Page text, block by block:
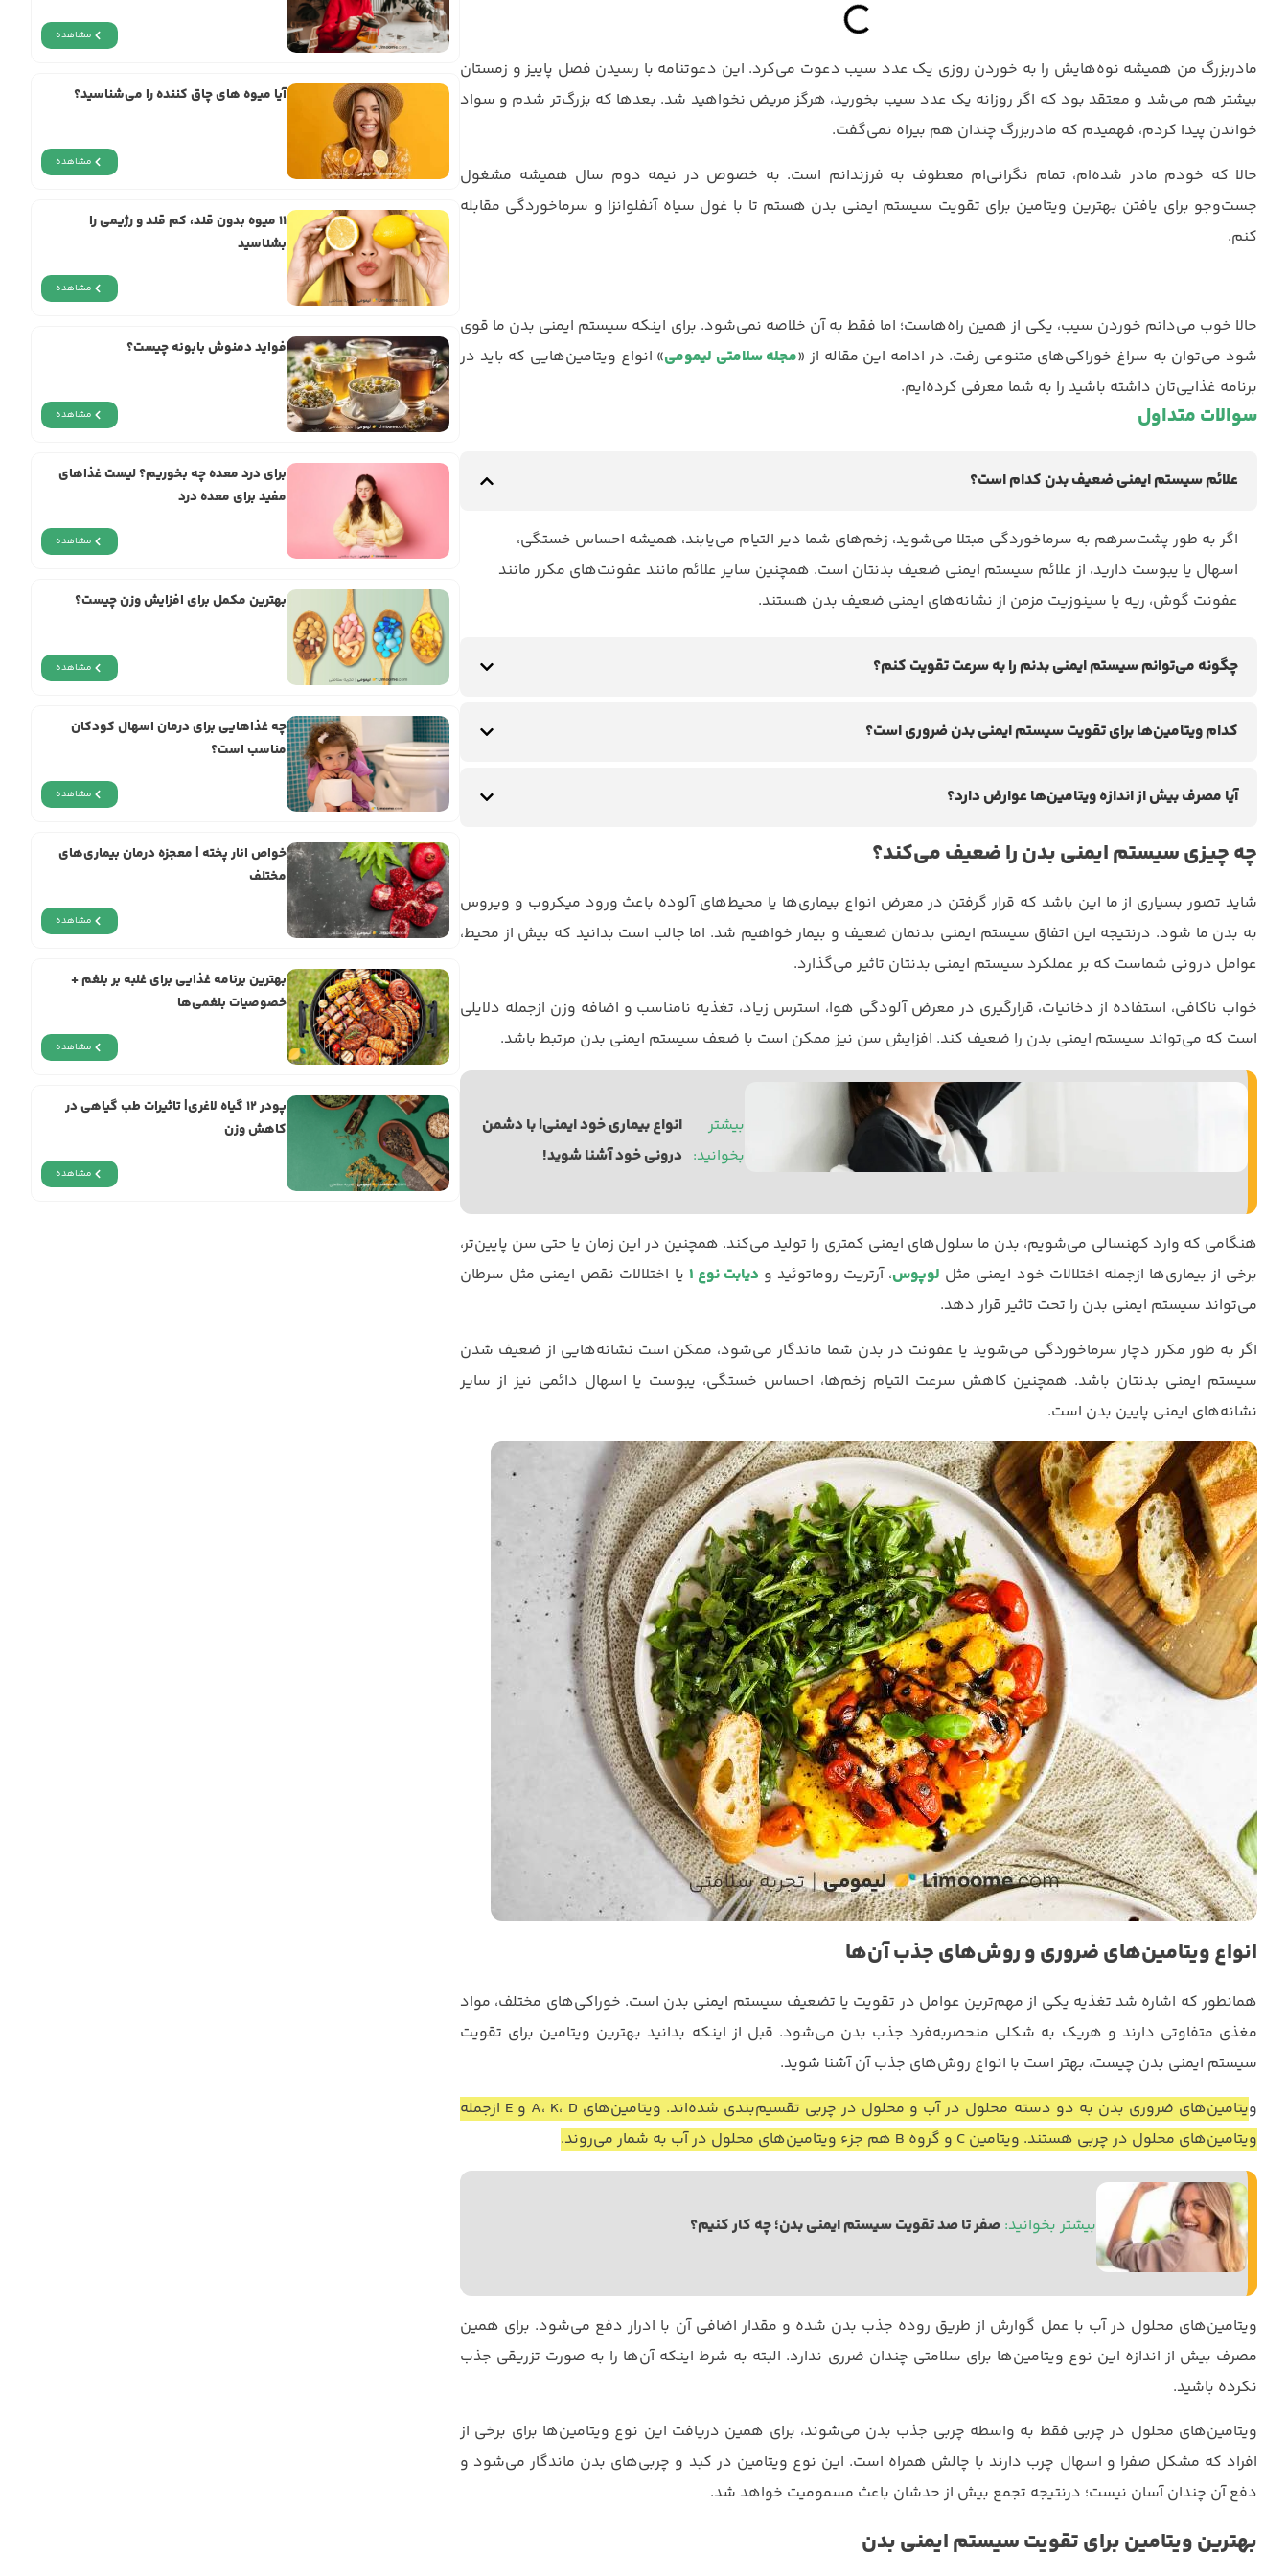
مادربزرگ من همیشه نوه‌هایش را به خوردن روزی یک عدد سیب دعوت می‌کرد. این دعوتنامه با رسیدن فصل پاییز و زمستان
بیشتر هم می‌شد و معتقد بود که اگر روزانه یک عدد سیب بخورید، هرگز مریض نخواهید شد. بعدها که بزرگ‌تر شدم و سواد
خواندن پیدا کردم، فهمیدم که مادربزرگ چندان هم بیراه نمی‌گفت.
حالا که خودم مادر شده‌ام، تمام نگرانی‌ام معطوف به فرزندانم است. به خصوص در نیمه دوم سال همیشه مشغول
جست‌وجو برای یافتن بهترین ویتامین برای تقویت سیستم ایمنی بدن هستم تا با غول سیاه آنفلوانزا و سرماخوردگی مقابله
کنم.
حالا خوب می‌دانم خوردن سیب، یکی از همین راه‌هاست؛ اما فقط به آن خلاصه نمی‌شود. برای اینکه سیستم ایمنی بدن ما قوی
شود می‌توان به سراغ خوراکی‌های متنوعی رفت. در ادامه این مقاله از «مجله سلامتی لیمومی» انواع ویتامین‌هایی که باید در
برنامه غذایی‌تان داشته باشید را به شما معرفی کرده‌ایم.
سوالات متداول
علائم سیستم ایمنی ضعیف بدن کدام است؟
اگر به طور پشت‌سرهم به سرماخوردگی مبتلا می‌شوید، زخم‌های شما دیر التیام می‌یابند، همیشه احساس خستگی،
اسهال یا یبوست دارید، از علائم سیستم ایمنی ضعیف بدنتان است. همچنین سایر علائم مانند عفونت‌های مکرر مانند
عفونت گوش، ریه یا سینوزیت مزمن از نشانه‌های ایمنی ضعیف بدن هستند.
چگونه می‌توانم سیستم ایمنی بدنم را به سرعت تقویت کنم؟
کدام ویتامین‌ها برای تقویت سیستم ایمنی بدن ضروری است؟
آیا مصرف بیش از اندازه ویتامین‌ها عوارض دارد؟
چه چیزی سیستم ایمنی بدن را ضعیف می‌کند؟
شاید تصور بسیاری از ما این باشد که قرار گرفتن در معرض انواع بیماری‌ها یا محیط‌های آلوده باعث ورود میکروب و ویروس
به بدن ما شود. درنتیجه این اتفاق سیستم ایمنی بدنمان ضعیف و بیمار خواهیم شد. اما جالب است بدانید که بیش از محیط،
عوامل درونی شماست که بر عملکرد سیستم ایمنی بدنتان تاثیر می‌گذارد.
خواب ناکافی، استفاده از دخانیات، قرارگیری در معرض آلودگی هوا، استرس زیاد، تغذیه نامناسب و اضافه وزن ازجمله دلایلی
است که می‌تواند سیستم ایمنی بدن را ضعیف کند. افزایش سن نیز ممکن است با ضعف سیستم ایمنی بدن مرتبط باشد.
بیشتر
بخوانید: درونی خود آشنا شوید!
هنگامی که وارد کهنسالی می‌شویم، بدن ما سلول‌های ایمنی کمتری را تولید می‌کند. همچنین در این زمان یا حتی سن پایین‌تر،
برخی از بیماری‌ها ازجمله اختلالات خود ایمنی مثل لوپوس، آرتریت روماتوئید ودیابت نوع 1
یا اختلالات نقص ایمنی مثل سرطان‌
می‌تواند سیستم ایمنی بدن را تحت تاثیر قرار دهد.
اگر به طور مکرر دچار سرماخوردگی می‌شوید یا عفونت‌ در بدن شما ماندگار می‌شود، ممکن است نشانه‌هایی از ضعیف شدن
سیستم ایمنی بدنتان باشد. همچنین کاهش سرعت التیام زخم‌ها، احساس خستگی، یبوست یا اسهال دائمی نیز از سایر
نشانه‌های ایمنی پایین بدن است.
انواع ویتامین‌های ضروری و روش‌های جذب آن‌ها
همانطور که اشاره شد تغذیه یکی از مهم‌ترین عوامل در تقویت یا تضعیف سیستم ایمنی بدن است. خوراکی‌های مختلف، مواد
مغذی متفاوتی دارند و هریک به شکلی منحصربه‌فرد جذب بدن می‌شود. قبل از اینکه بدانید بهترین ویتامین برای تقویت
سیستم ایمنی بدن چیست، بهتر است با انواع روش‌های جذب آن آشنا شوید.
و
یتامین‌های ضروری بدن به دو دسته محلول در آب و محلول در چربی تقسیم‌بندی شده‌اند. ویتامین‌های A، K، D و E ازجمله
ویتامین‌های محلول در چربی هستند. ویتامین‌ C و گروه B هم جزء ویتامین‌های محلول در آب به شمار می‌روند.
بیشتر بخوانید: صفر تا صد تقویت سیستم ایمنی بدن؛ چه کار کنیم؟
ویتامین‌های محلول در آب با عمل گوارش از طریق روده جذب بدن شده و مقدار اضافی آن با ادرار دفع می‌شود. برای همین
مصرف بیش از اندازه این نوع ویتامین‌ها برای سلامتی چندان ضرری ندارد. البته به شرط اینکه آن‌ها را به صورت تزریقی جذب
نکرده باشید.
ویتامین‌های محلول در چربی فقط به واسطه چربی جذب بدن می‌شوند، برای همین دریافت این نوع ویتامین‌ها برای برخی از
افراد که مشکل صفرا و اسهال چرب دارند با چالش همراه است. این نوع ویتامین در کبد و چربی‌های بدن ماندگار می‌شود و
دفع آن چندان آسان نیست؛ درنتیجه تجمع بیش از حدشان باعث مسمومیت خواهد شد.
بهترین ویتامین برای تقویت سیستم ایمنی بدن
مشاهده
آیا میوه های چاق کننده را می‌شناسید؟
مشاهده
11 میوه‌ بدون قند، کم قند و رژیمی را
بشناسید
مشاهده
فواید دمنوش بابونه چیست؟
مشاهده
برای درد معده چه بخوریم؟ لیست غذاهای
مفید برای معده درد
مشاهده
بهترین مکمل برای افزایش وزن چیست؟
مشاهده
چه غذاهایی برای درمان اسهال کودکان
مناسب است؟
مشاهده
خواص انار پخته | معجزه‌ درمان بیماری‌های
مختلف
مشاهده
بهترین برنامه غذایی برای غلبه بر بلغم +
خصوصیات بلغمی‌ها
مشاهده
پودر ۱۲ گیاه لاغری| تاثیرات طب گیاهی در
کاهش وزن
مشاهده